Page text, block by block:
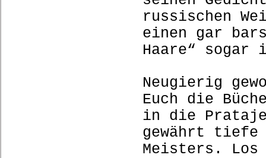
russischen
einen gar
Haare“ sogar
Neugierig
Euch die
in die
gewährt tiefe
Meisters.